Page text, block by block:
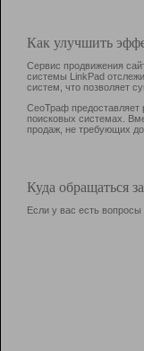
Как улучшить
Сервис продвижения
системы LinkPad
систем, что позволяет
СеоТраф предоставляет
поисковых системах.
продаж, не требующих
Куда обращаться
Если у вас есть